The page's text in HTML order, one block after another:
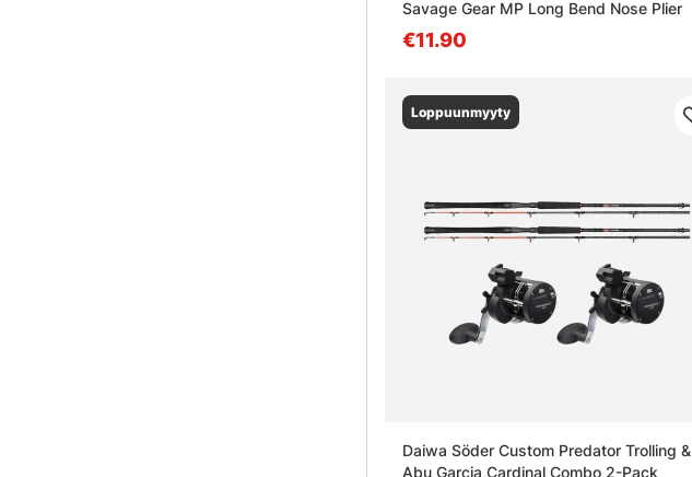
Savage Gear MP Long Bend Nose Plier
€11.90
Loppuunmyyty
Daiwa Söder Custom Predator Trolling &
Abu Garcia Cardinal Combo 2-Pack